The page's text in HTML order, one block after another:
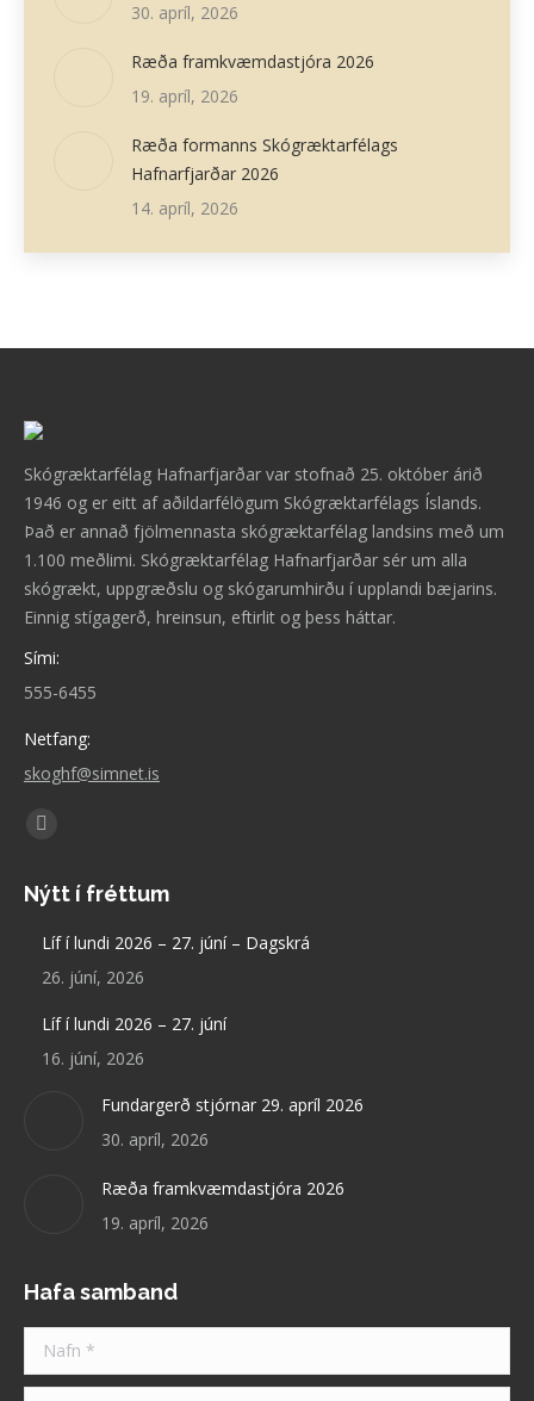
30. apríl, 2026
Ræða framkvæmdastjóra 2026
19. apríl, 2026
Ræða formanns Skógræktarfélags
Hafnarfjarðar 2026
14. apríl, 2026
Skógræktarfélag Hafnarfjarðar var stofnað 25. október árið
1946 og er eitt af aðildarfélögum Skógræktarfélags Íslands.
Það er annað fjölmennasta skógræktarfélag landsins með um
1.100 meðlimi. Skógræktarfélag Hafnarfjarðar sér um alla
skógrækt, uppgræðslu og skógarumhirðu í upplandi bæjarins.
Einnig stígagerð, hreinsun, eftirlit og þess háttar.
Sími:
555-6455
Netfang:
skoghf@simnet.is
Find us on:
Facebook
opens
window
Nýtt í fréttum
Líf í lundi 2026 – 27. júní – Dagskrá
26. júní, 2026
Líf í lundi 2026 – 27. júní
16. júní, 2026
Fundargerð stjórnar 29. apríl 2026
30. apríl, 2026
Ræða framkvæmdastjóra 2026
19. apríl, 2026
Hafa samband
Nafn *